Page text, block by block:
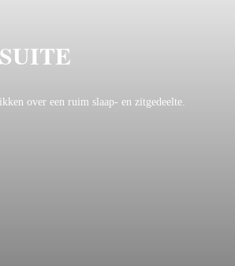
over een ruim slaap- en zitgedeelte.